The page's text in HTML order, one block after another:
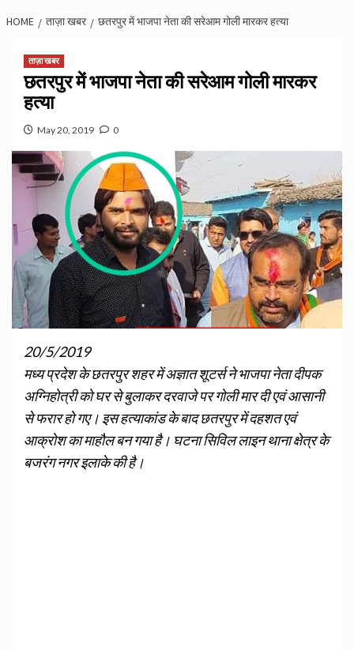
HOME ताज़ा खबर छतरपुर में भाजपा नेता की सरेआम गोली मारकर हत्या
ताज़ा खबर
छतरपुर में भाजपा नेता की सरेआम गोली मारकर
हत्या
May 20, 2019 0
20/5/2019
मध्य प्रदेश के छतरपुर शहर में अज्ञात शूटर्स ने भाजपा नेता दीपक
अग्निहोत्री को घर से बुलाकर दरवाजे पर गोली मार दी एवं आसानी
से फरार हो गए। इस हत्याकांड के बाद छतरपुर में दहशत एवं
आक्रोश का माहौल बन गया है। घटना सिविल लाइन थाना क्षेत्र के
बजरंग नगर इलाके की है।